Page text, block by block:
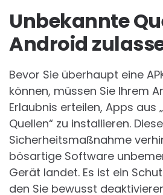
Unbekannte
Android
Bevor Sie überhaupt eine
können, müssen Sie Ihrem
Erlaubnis erteilen, Apps aus
Quellen“ zu installieren. Diese
Sicherheitsmaßnahme
bösartige Software
Gerät landet. Es ist ein
den Sie bewusst